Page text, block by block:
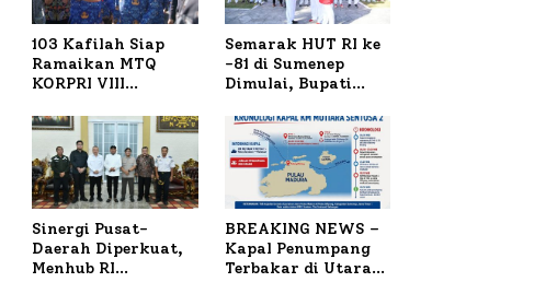
103 Kafilah Siap
Ramaikan MTQ
KORPRI VIII
1.024 Peserta
Terdaftar
Semarak HUT RI ke
-81 di Sumenep
Dimulai, Bupati
Doa untuk Korban
Kapal Terbakar
Sinergi Pusat-
Daerah Diperkuat,
Menhub RI
BREAKING NEWS –
Kapal Penumpang
Terbakar di Utara